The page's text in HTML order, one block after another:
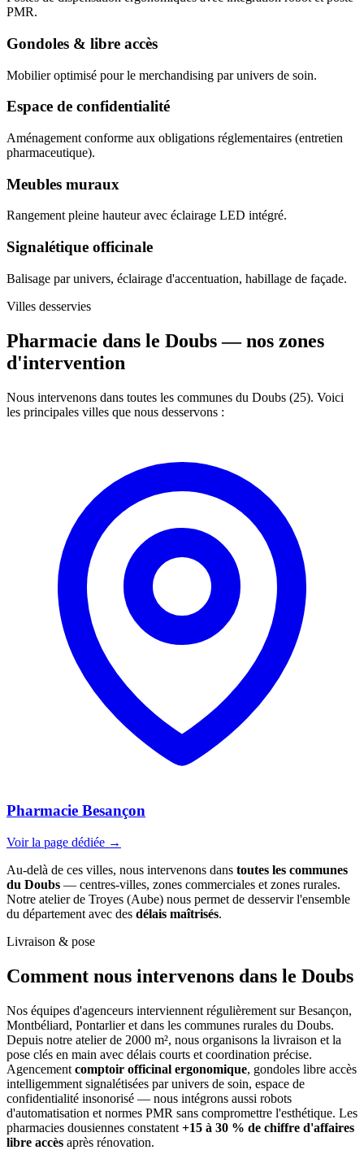
PMR.
Gondoles & libre accès
Mobilier optimisé pour le merchandising par univers de soin.
Espace de confidentialité
Aménagement conforme aux obligations réglementaires (entretien
pharmaceutique).
Meubles muraux
Rangement pleine hauteur avec éclairage LED intégré.
Signalétique officinale
Balisage par univers, éclairage d'accentuation, habillage de façade.
Villes desservies
Pharmacie dans le Doubs —nos zones
d'intervention
Nous intervenons dans toutes les communes du Doubs (25). Voici
les principales villes que nous desservons :
Pharmacie Besançon
Voir la page dédiée →
Au-delà de ces villes, nous intervenons dans toutes les communes
du Doubs — centres-villes, zones commerciales et zones rurales.
Notre atelier de Troyes (Aube) nous permet de desservir l'ensemble
du département avec des délais maîtrisés.
Livraison & pose
Comment nous intervenons dans le Doubs
Nos équipes d'agenceurs interviennent régulièrement sur Besançon,
Montbéliard, Pontarlier et dans les communes rurales du Doubs.
Depuis notre atelier de 2000 m², nous organisons la livraison et la
pose clés en main avec délais courts et coordination précise.
Agencement comptoir officinal ergonomique, gondoles libre accès
intelligemment signalétisées par univers de soin, espace de
confidentialité insonorisé — nous intégrons aussi robots
d'automatisation et normes PMR sans compromettre l'esthétique. Les
pharmacies dousiennes constatent +15 à 30 % de chiffre d'affaires
libre accès après rénovation.